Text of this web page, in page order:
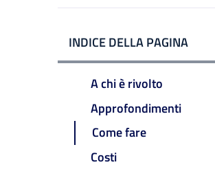
INDICE DELLA PAGINA
A chi è rivolto
Approfondimenti
Come fare
Costi